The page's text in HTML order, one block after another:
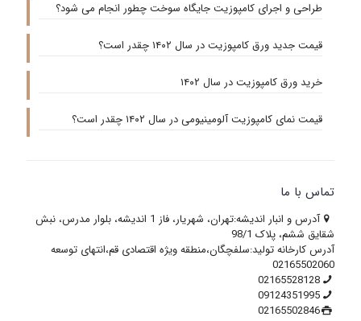
طراحی و اجرای کامپوزیت جایگاه سوخت چطور انجام می شود؟
قیمت جدید ورق کامپوزیت در سال ۱۴۰۲ چقدر است؟
خرید ورق کامپوزیت در سال ۱۴۰۲
قیمت نمای کامپوزیت آلومینیومی در سال ۱۴۰۲ چقدر است؟
تماس با ما
آدرس و انبار اندیشه:تهران، شهریار، فاز 1 اندیشه، بلوار مدرس، نبش
شقایق ششم، پلاک 98/1
آدرس کارخانه تولید:سلفچگان،منطقه ویژه اقتصادی قم،انتهای توسعه
02165502060
02165528128
09124351995
02165502846